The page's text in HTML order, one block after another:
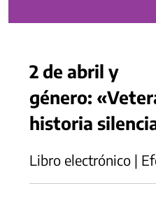
2 de abril y
género:
historia
Libro electrónico |